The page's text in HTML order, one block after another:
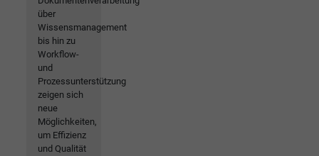
über
Wissensmanagement
bis hin zu
Workflow-
und
Prozessunterstützung
zeigen sich
neue
Möglichkeiten,
um Effizienz
und Qualität